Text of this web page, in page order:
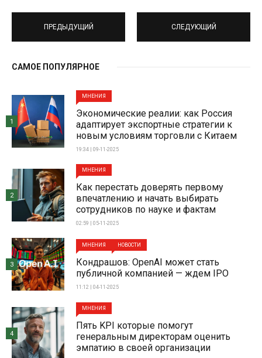
ПРЕДЫДУЩИЙ СЛЕДУЮЩИЙ
САМОЕ ПОПУЛЯРНОЕ
МНЕНИЯ
Экономические реалии: как Россия
адаптирует экспортные стратегии к
новым условиям торговли с Китаем
19:34 | 09-11-2025
1
МНЕНИЯ
Как перестать доверять первому
впечатлению и начать выбирать
сотрудников по науке и фактам
02:59 | 05-11-2025
2
МНЕНИЯ НОВОСТИ
Кондрашов: OpenAI может стать
публичной компанией — ждем IPO
11:12 | 04-11-2025
3
МНЕНИЯ
Пять KPI которые помогут
генеральным директорам оценить
эмпатию в своей организации
4